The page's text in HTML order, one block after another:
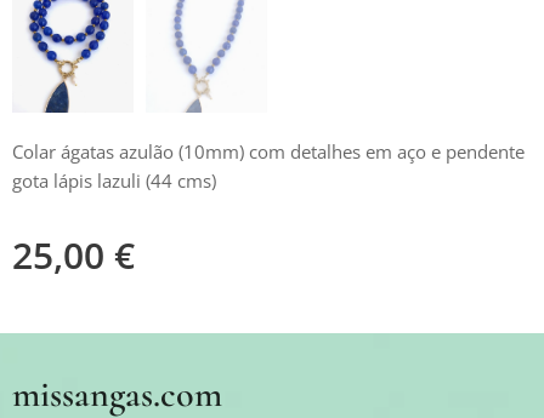
Colar ágatas azulão (10mm) com detalhes em aço e pendente
gota lápis lazuli (44 cms)
25,00 €
missangas.com